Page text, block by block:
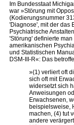
Im Bundesstaat
war »Störung mit
(Kodierungsnummer
'Diagnose', mit der das
Psychiatrische
'Störung' definierte
amerikanischen
und Statistischen
DSM-III-R«: Das
»(1) verliert oft
sich oft mit
widersetzt sich
Anweisungen
Erwachsenen,
beispielsweise,
machen, (4) tut
andere